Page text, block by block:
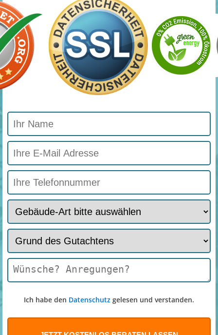
Ich habe den Datenschutz gelesen und verstanden.